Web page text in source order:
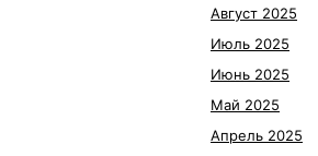
Август 2025
Июль 2025
Июнь 2025
Май 2025
Апрель 2025